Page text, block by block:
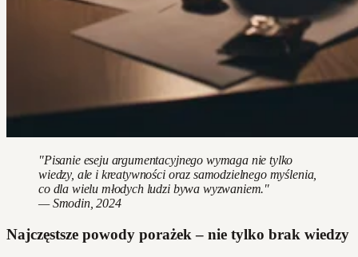
"Pisanie eseju argumentacyjnego wymaga nie tylko
wiedzy, ale i kreatywności oraz samodzielnego myślenia,
co dla wielu młodych ludzi bywa wyzwaniem."
— Smodin, 2024
Najczęstsze powody porażek – nie tylko brak wiedzy